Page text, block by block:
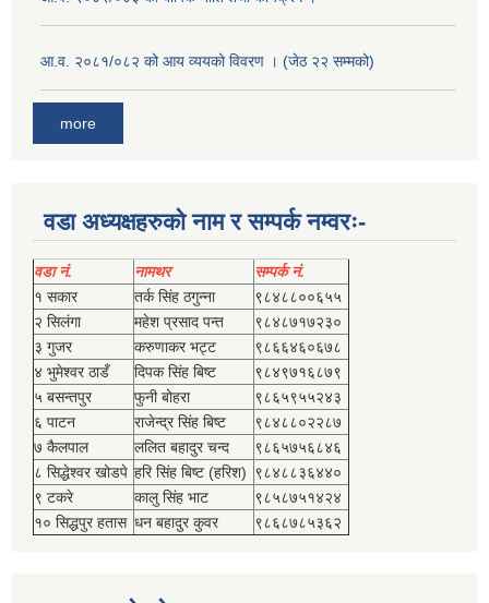
आ.व. २०८१/०८२ को आय व्ययको विवरण । (जेठ २२ सम्मको)
more
वडा अध्यक्षहरुको नाम र सम्पर्क नम्वरः-
वडा नं. नामथर
सम्पर्क नं.
१ सकार
तर्क सिंह ठगुन्‍ना
९८४८८००६५५
२ सिलंगा
महेश प्रसाद पन्त
९८४८७१७२३०
३ गुजर
करुणाकर भट्ट
९८६६४६०६७८
४ भुमेश्‍वर ठाडँ
दिपक सिंह बिष्‍ट
९८४९७१६८७९
५ बसन्तपुर
फुनी बोहरा
९८६५९५५२४३
६ पाटन
राजेन्द्र सिंह बिष्‍ट
९८४८८०२२८७
७ कैलपाल
ललित बहादुर चन्द
९८६५७५६८४६
८ सिद्धेश्‍वर खोडपे हरि सिंह बिष्‍ट (हरिश) ९८४८८३६४४०
९ टकरे
कालु सिंह भाट
९८५८७५१४२४
१० सिद्धपुर हतास धन बहादुर कुवर ९८६८७८५३६२